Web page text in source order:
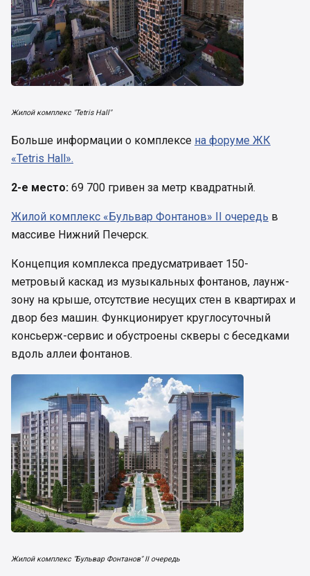
Жилой комплекс "Tetris Hall"
Больше информации о комплексе на форуме ЖК
«Tetris Hall».
2-е место: 69 700 гривен за метр квадратный.
Жилой комплекс «Бульвар Фонтанов» II очередь в
массиве Нижний Печерск.
Концепция комплекса предусматривает 150-
метровый каскад из музыкальных фонтанов, лаунж-
зону на крыше, отсутствие несущих стен в квартирах и
двор без машин. Функционирует круглосуточный
консьерж-сервис и обустроены скверы с беседками
вдоль аллеи фонтанов.
Жилой комплекс "Бульвар Фонтанов" II очередь